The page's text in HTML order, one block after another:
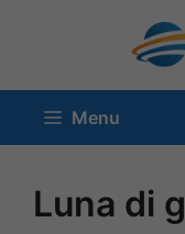
contenuto
Menu
Luna di